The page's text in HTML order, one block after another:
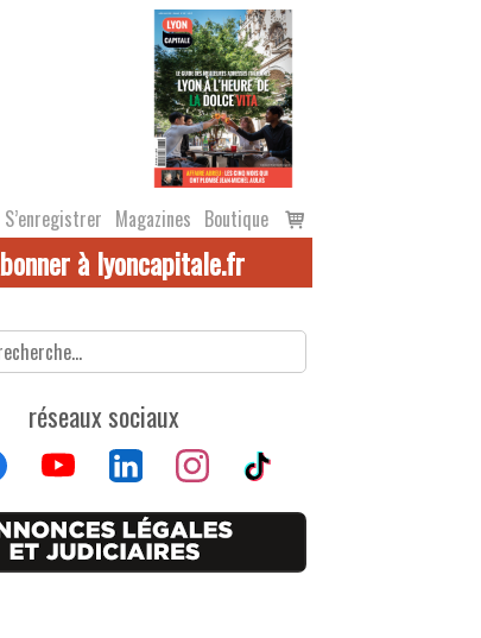
S’enregistrer Magazines Boutique
Voir
le
à lyoncapitale.fr
réseaux sociaux